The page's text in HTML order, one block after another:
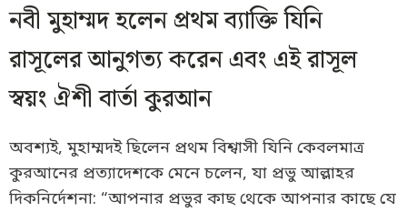
নবী মুহাম্মদ হলেন প্রথম ব্যাক্তি যিনি
রাসূলের আনুগত্য করেন এবং এই রাসূল
স্বয়ং ঐশী বার্তা কুরআন
অবশ্যই, মুহাম্মদই ছিলেন প্রথম বিশ্বাসী যিনি কেবলমাত্র
কুরআনের প্রত্যাদেশকে মেনে চলেন, যা প্রভু আল্লাহর
দিকনির্দেশনা: “আপনার প্রভুর কাছ থেকে আপনার কাছে যে